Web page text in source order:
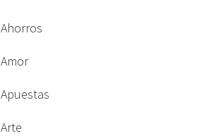
Ahorros
Amor
Apuestas
Arte